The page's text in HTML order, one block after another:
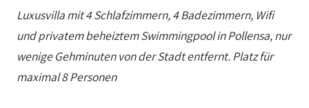
Luxusvilla mit 4 Schlafzimmern, 4 Badezimmern, Wifi
und privatem beheiztem Swimmingpool in Pollensa, nur
wenige Gehminuten von der Stadt entfernt. Platz für
maximal 8 Personen